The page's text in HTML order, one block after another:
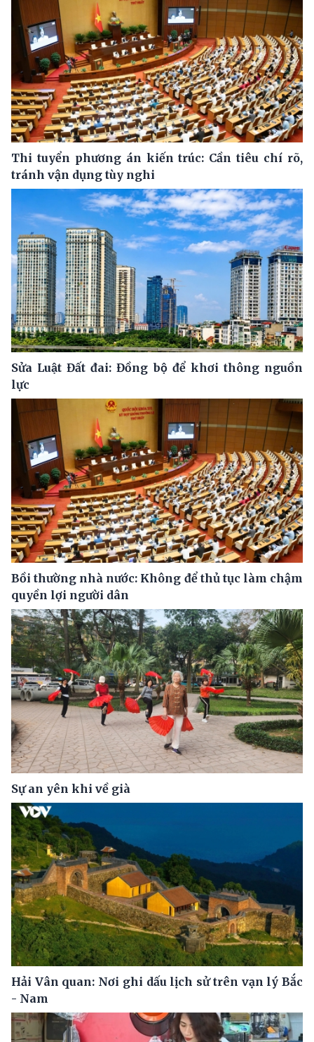
Thi tuyển phương án kiến trúc: Cần tiêu chí rõ,
tránh vận dụng tùy nghi
Sửa Luật Đất đai: Đồng bộ để khơi thông nguồn
lực
Bồi thường nhà nước: Không để thủ tục làm chậm
quyền lợi người dân
Sự an yên khi về già
Hải Vân quan: Nơi ghi dấu lịch sử trên vạn lý Bắc
- Nam